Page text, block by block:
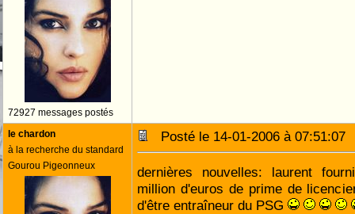
72927 messages postés
le chardon
à la recherche du standard
Gourou Pigeonneux
Posté le 14-01-2006 à
dernières nouvelles: laurent
million d'euros de prime de
d'être entraîneur du PSG